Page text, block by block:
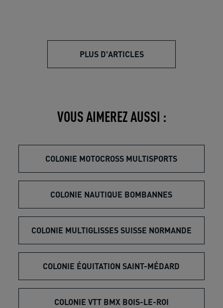
PLUS D'ARTICLES
VOUS AIMEREZ AUSSI :
COLONIE MOTOCROSS MULTISPORTS
COLONIE NAUTIQUE BOMBANNES
COLONIE MULTIGLISSES SUISSE NORMANDE
COLONIE ÉQUITATION SAINT-MÉDARD
COLONIE VTT BMX BOIS-LE-ROI